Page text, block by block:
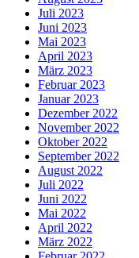
Juli 2023
Juni 2023
Mai 2023
April 2023
März 2023
Februar 2023
Januar 2023
Dezember 2022
November 2022
Oktober 2022
September 2022
August 2022
Juli 2022
Juni 2022
Mai 2022
April 2022
März 2022